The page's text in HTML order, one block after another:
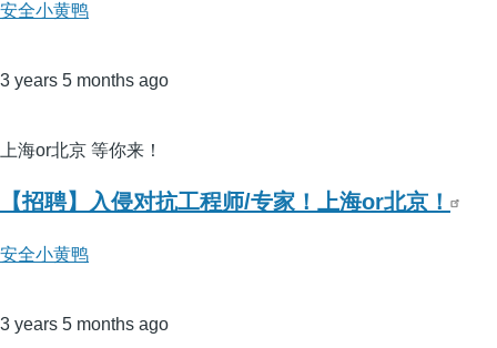
安全小黄鸭
3 years 5 months ago
上海or北京 等你来！
【招聘】入侵对抗工程师/专家！上海or北京！
安全小黄鸭
3 years 5 months ago